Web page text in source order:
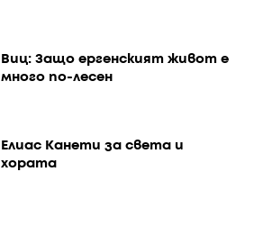
Виц: Защо ергенският живот е
много по-лесен
Елиас Канети за света и
хората